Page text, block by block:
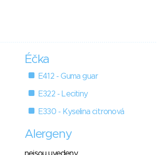
Éčka
E412 - Guma guar
E322 - Lecitiny
E330 - Kyselina citronová
Alergeny